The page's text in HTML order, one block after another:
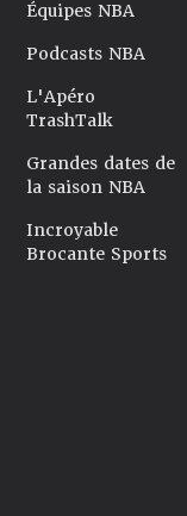
Équipes NBA
Podcasts NBA
L'Apéro
TrashTalk
Grandes dates de
la saison NBA
Incroyable
Brocante Sports